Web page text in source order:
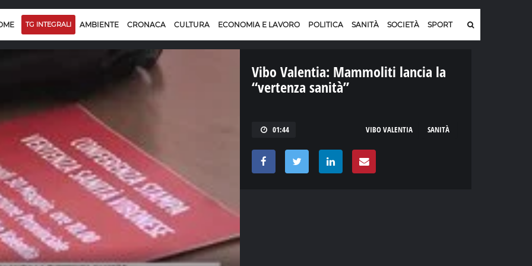
TG INTEGRALI AMBIENTE CRONACA CULTURA ECONOMIA E LAVORO POLITICA SANITÀ SOCIETÀ SPORT
Vibo Valentia: Mammoliti lancia la
“vertenza sanità”
01:44 SANITÀ
VIBO VALENTIA